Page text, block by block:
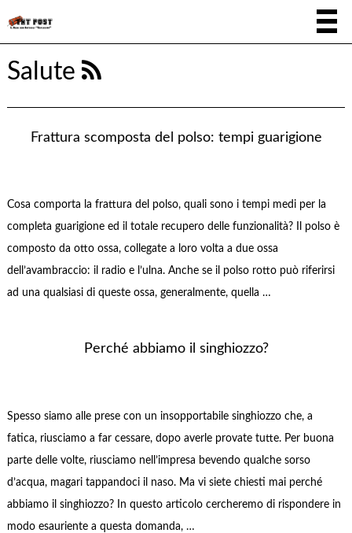
Salute
Frattura scomposta del polso: tempi guarigione
Cosa comporta la frattura del polso, quali sono i tempi medi per la
completa guarigione ed il totale recupero delle funzionalità? Il polso è
composto da otto ossa, collegate a loro volta a due ossa
dell’avambraccio: il radio e l’ulna. Anche se il polso rotto può riferirsi
ad una qualsiasi di queste ossa, generalmente, quella …
Perché abbiamo il singhiozzo?
Spesso siamo alle prese con un insopportabile singhiozzo che, a
fatica, riusciamo a far cessare, dopo averle provate tutte. Per buona
parte delle volte, riusciamo nell’impresa bevendo qualche sorso
d’acqua, magari tappandoci il naso. Ma vi siete chiesti mai perché
abbiamo il singhiozzo? In questo articolo cercheremo di rispondere in
modo esauriente a questa domanda, …